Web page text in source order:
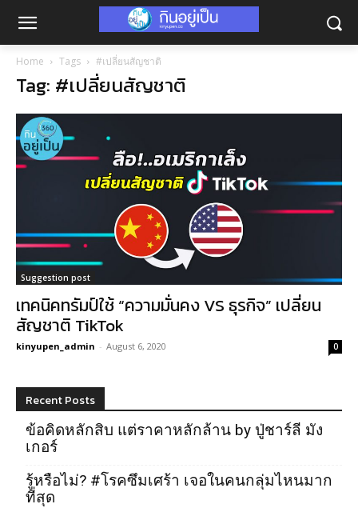
Home Tags #เปลี่ยนสัญชาติ
Tag: #เปลี่ยนสัญชาติ
Suggestion post
เทคนิคทรัมป์ใช้ “ความมั่นคง VS ธุรกิจ” เปลี่ยน
สัญชาติ TikTok
kinyupen_admin - August 6, 2020 0
Recent Posts
ข้อคิดหลักสิบ แต่ราคาหลักล้าน by ปู่ชาร์ลี มัง
เกอร์
รู้หรือไม่? #โรคซึมเศร้า เจอในคนกลุ่มไหนมาก
ที่สุด